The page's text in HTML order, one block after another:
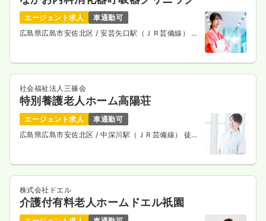
エージェント求人
車通勤可
広島県広島市安佐北区 / 安芸矢口駅（ＪＲ芸備線） 徒
社会福祉法人三篠会
特別養護老人ホーム高陽荘
エージェント求人
車通勤可
広島県広島市安佐北区 / 中深川駅（ＪＲ芸備線） 徒歩
株式会社ドエル
介護付有料老人ホームドエル祇園